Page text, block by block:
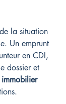
la situation
Un emprunt
en CDI,
dossier et